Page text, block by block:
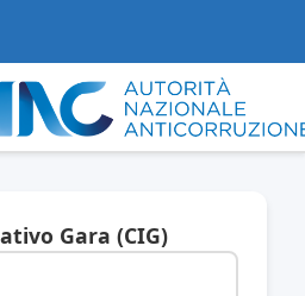
Gara (CIG)